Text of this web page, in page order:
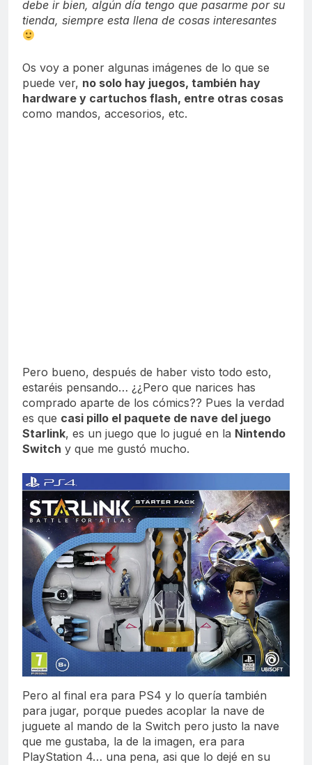
debe ir bien, algún día tengo que pasarme por su
tienda, siempre esta llena de cosas interesantes
Os voy a poner algunas imágenes de lo que se
puede ver, no solo hay juegos, también hay
hardware y cartuchos flash, entre otras cosas
como mandos, accesorios, etc.
Pero bueno, después de haber visto todo esto,
estaréis pensando… ¿¿Pero que narices has
comprado aparte de los cómics?? Pues la verdad
es que casi pillo el paquete de nave del juego
Starlink, es un juego que lo jugué en la Nintendo
Switch y que me gustó mucho.
Pero al final era para PS4 y lo quería también
para jugar, porque puedes acoplar la nave de
juguete al mando de la Switch pero justo la nave
que me gustaba, la de la imagen, era para
PlayStation 4… una pena, asi que lo dejé en su